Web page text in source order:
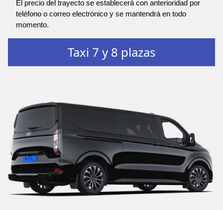
El precio del trayecto se establecerá con anterioridad por
teléfono o correo electrónico y se mantendrá en todo
momento.
Taxi 7 y 8 plazas